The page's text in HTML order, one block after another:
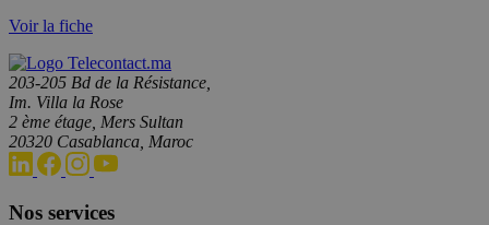
Voir la fiche
203-205 Bd de la Résistance,
Im. Villa la Rose
2 ème étage, Mers Sultan
20320 Casablanca, Maroc
Nos services